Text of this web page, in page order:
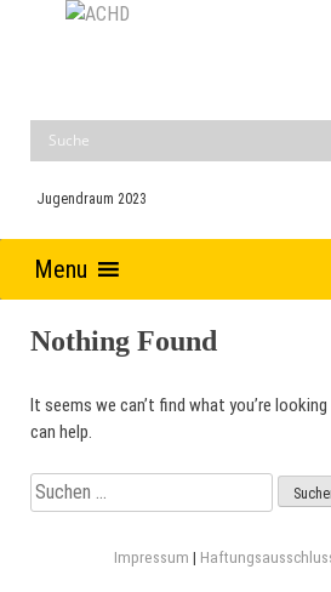
Jugendraum 2023
Menu
Nothing Found
It seems we can’t find what you’re
can help.
Suchen
nach:
Impressum |